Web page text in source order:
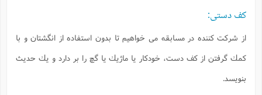
كف دستى:
از شركت كننده در مسابقه مى خواهيم تا بدون استفاده از انگشتان و با
كمك گرفتن از كف دست، خودكار يا ماژيك يا گچ را بر دارد و يك حديث
بنويسد.